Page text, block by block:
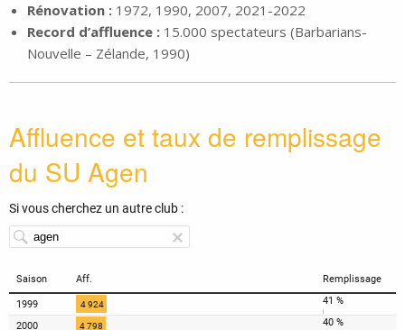
Rénovation : 1972, 1990, 2007, 2021-2022
Record d’affluence : 15.000 spectateurs (Barbarians-
Nouvelle – Zélande, 1990)
Affluence et taux de remplissage
du SU Agen